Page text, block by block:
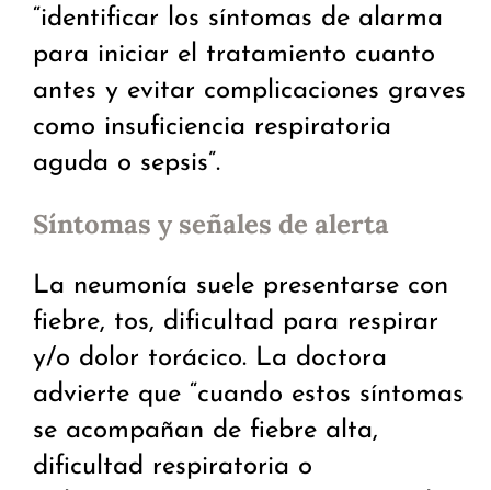
“identificar los síntomas de alarma
para iniciar el tratamiento cuanto
antes y evitar complicaciones graves
como insuficiencia respiratoria
aguda o sepsis”.
Síntomas y señales de alerta
La neumonía suele presentarse con
fiebre, tos, dificultad para respirar
y/o dolor torácico. La doctora
advierte que “cuando estos síntomas
se acompañan de fiebre alta,
dificultad respiratoria o